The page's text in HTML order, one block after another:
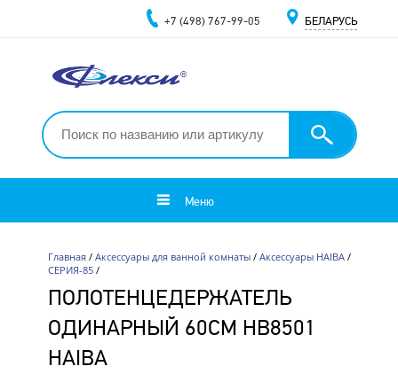
+7 (498) 767-99-05 БЕЛАРУСЬ
Меню
Главная/ Аксессуары для ванной комнаты/ Аксессуары HAIBA/
СЕРИЯ-85/
ПОЛОТЕНЦЕДЕРЖАТЕЛЬ
ОДИНАРНЫЙ 60СМ HB8501
HAIBA